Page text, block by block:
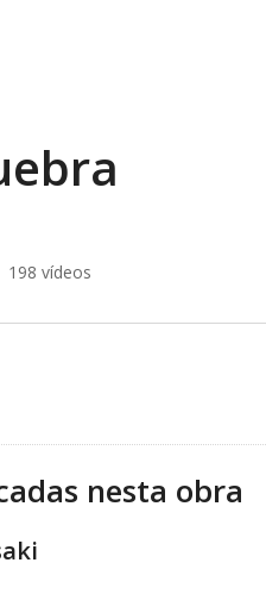
Embed Code
198 vídeos
nesta obra